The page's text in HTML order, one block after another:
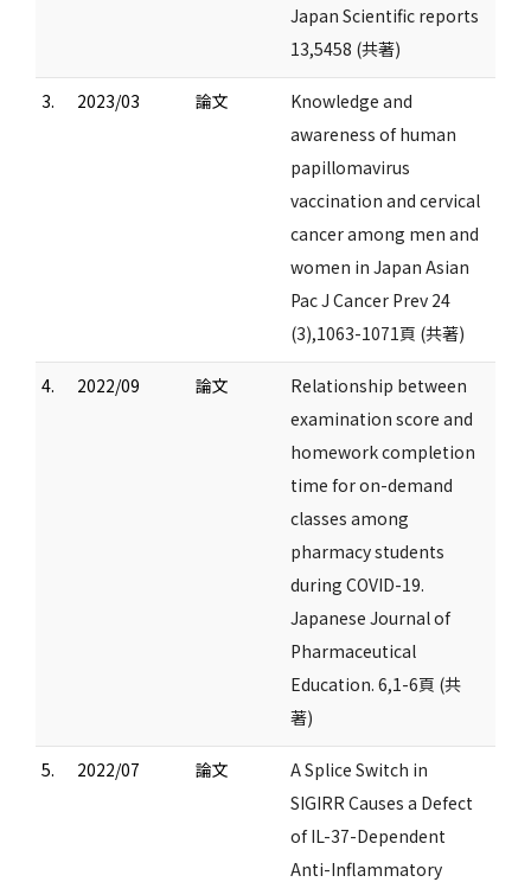
Japan Scientific reports
13,5458 (共著)
3. 2023/03 論文
Knowledge and
awareness of human
papillomavirus
vaccination and cervical
cancer among men and
women in Japan Asian
Pac J Cancer Prev 24
(3),1063-1071頁 (共著)
4. 2022/09 論文
Relationship between
examination score and
homework completion
time for on-demand
classes among
pharmacy students
during COVID-19.
Japanese Journal of
Pharmaceutical
Education. 6,1-6頁 (共
著)
5. 2022/07 論文
A Splice Switch in
SIGIRR Causes a Defect
of IL-37-Dependent
Anti-Inflammatory